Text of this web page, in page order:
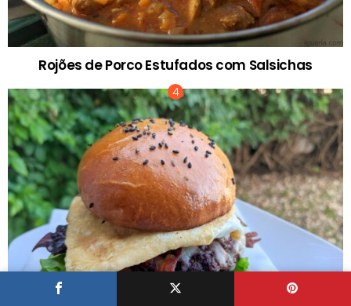
Rojões de Porco Estufados com Salsichas